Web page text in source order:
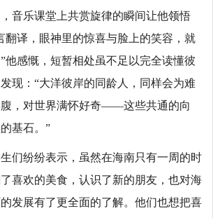
音乐课堂上共赏旋律的瞬间让他领悟
翻译，眼神里的惊喜与脸上的笑容，就
他感慨，短暂相处虽不足以完全读懂彼
现：“大洋彼岸的同龄人，同样会为难
，对世界满怀好奇——这些共通的向
基石。”
们纷纷表示，虽然在海南只有一周的时
喜欢的美食，认识了新的朋友，也对海
发展有了更全面的了解。他们也想把喜